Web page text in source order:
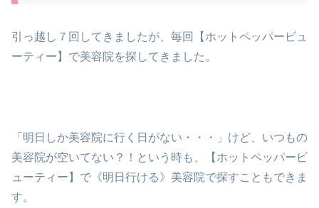
引っ越し７回してきましたが、毎回【ホットペッパービュ
ーティー】で美容院を探してきました。
「明日しか美容院に行く日がない・・・」けど、いつもの
美容院が空いてない？！という時も、【ホットペッパービ
ューティー】で《明日行ける》美容院で探すこともできま
す。